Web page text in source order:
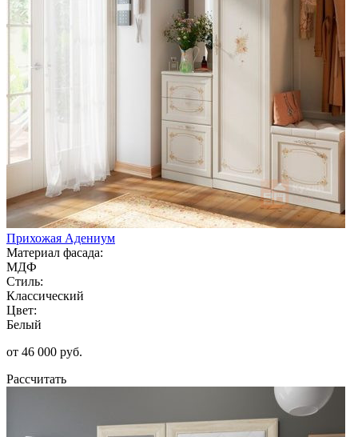
Прихожая Адениум
Материал фасада:
МДФ
Стиль:
Классический
Цвет:
Белый
от 46 000 руб.
Рассчитать